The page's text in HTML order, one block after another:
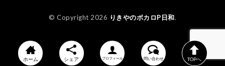
© Copyright 2026 りきやのボカロP日和.
ホーム シェア プロフィール 問い合わせ TOPへ